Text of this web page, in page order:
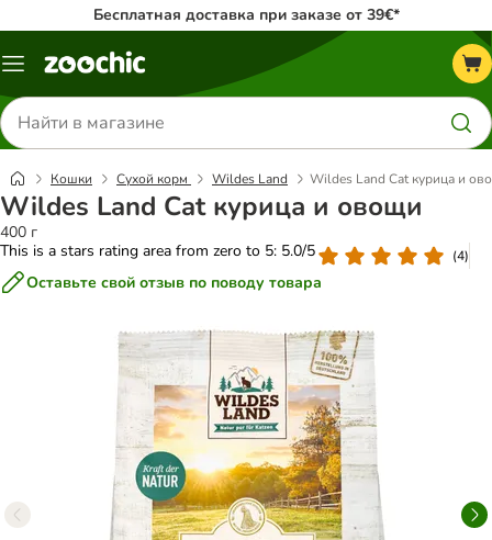
Бесплатная доставка при заказе от 39€*
Каталог
Поиск
товаров
Кошки Сухой корм Wildes Land Wildes Land Cat курица и
Wildes Land Cat курица и овощи
400 г
This is a stars rating area from zero to 5: 5.0/5
(4)
Оставьте свой отзыв по поводу товара